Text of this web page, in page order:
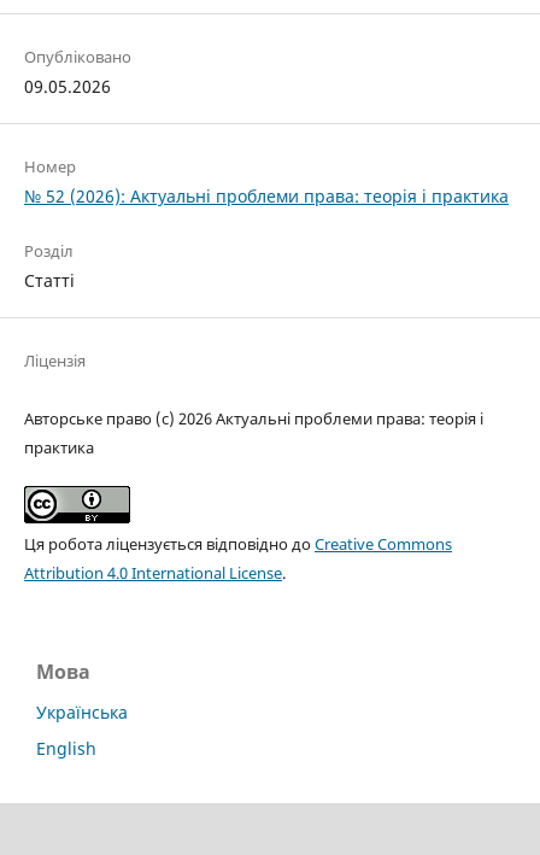
Опубліковано
09.05.2026
Номер
№ 52 (2026): Актуальні проблеми права: теорія і практика
Розділ
Статті
Ліцензія
Авторське право (c) 2026 Актуальні проблеми права: теорія і
практика
Ця робота ліцензується відповідно доCreative Commons
Attribution 4.0 International License.
Мова
Українська
English